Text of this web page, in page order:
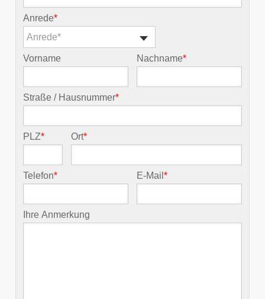
Anrede*
Anrede*
Vorname Nachname*
Straße / Hausnummer*
PLZ* Ort*
Telefon* E-Mail*
Ihre Anmerkung